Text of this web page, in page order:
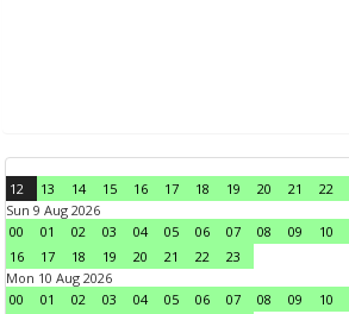
12 13 14 15 16 17 18 19 20 21 22
Sun 9 Aug 2026
00
01 02 03 04 05 06 07 08 09 10
16
17 18 19 20 21 22
23
Mon 10 Aug 2026
00
01 02 03 04 05 06 07 08 09 10